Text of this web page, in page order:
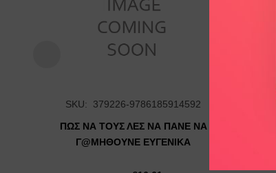
SKU: 379226-9786185914592
ΠΩΣ ΝΑ ΤΟΥΣ ΛΕΣ ΝΑ ΠΑΝΕ ΝΑ
Γ@ΜΗΘΟΥΝΕ ΕΥΓΕΝΙΚΑ